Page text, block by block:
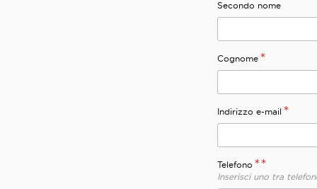
Secondo nome
Cognome *
Indirizzo e-mail *
Telefono **
Inserisci uno tra